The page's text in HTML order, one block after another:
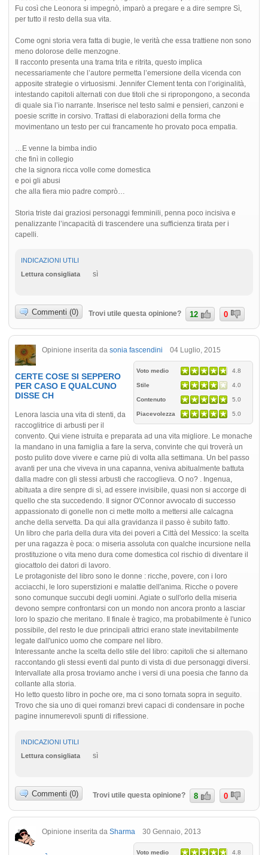
Fu così che Leonora si impegnò, imparò a pregare e a dire sempre Sì,
per tutto il resto della sua vita.
Come ogni storia vera fatta di bugie, le verità che essa trattiene non sono
meno dolorose delle menzogne.
Il racconto presenta una trama trita e ritrita, questo implica
necessariamente che l’autore permetta l’emersione della vicenda con
apposite strategie o virtuosismi. Jennifer Clement tenta con l’originalità,
intestando capitoli alternati con due titoli che si ripropongono, a seconda
di quale sia l’io narrante. Inserisce nel testo salmi e pensieri, canzoni e
poesie scritte in corsivo. Trattasi di elaborazioni della forma che
movimentano un testo per cui francamente ho provato poca empatia.
…E venne la bimba indio
che finì in collegio
che la signora ricca volle come domestica
e poi gli abusi
che alla fiera mio padre comprò…
Storia triste dai graziosi personaggi femminili, penna poco incisiva e
penalizzante l’incapacità di trascendere una sufficienza tirata per i
capelli.
INDICAZIONI UTILI
Lettura consigliata
sì
Commenti (0) Trovi utile questa opinione? 12 0
Opinione inserita da sonia fascendini 04 Luglio, 2015
Voto medio 4.8
Stile 4.0
Contenuto 5.0
Piacevolezza 5.0
CERTE COSE SI SEPPERO
PER CASO E QUALCUNO
DISSE CH
Lenora lascia una vita di stenti, da
raccoglitrice di arbusti per il
convento. Qui viene istruita e preparata ad una vita migliore. Le monache
la mandano in una famiglia a fare la serva, convinte che qui troverà un
posto pulito dove vivere e carne più di volta alla settimana. Un bel passo
avanti per una che viveva in una capanna, veniva abitualmente battuta
dalla madre con gli stessi arbusti che raccoglieva. O no? . Ingenua,
abituata a dire senpre di sì, ad essere invisibile, quasi non si accorge di
quello che sta succedendo. Il signor O'Connor avvocato di successo
appassionato di gonelle non ci mette molto a mettersi alle calcagna
anche della servetta. Da qui alla gravidanza il passo è subito fatto.
Un libro che parla della dura vita dei poveri a Città del Messico: la scelta
per una ragazza è poca: o miseria assoluta con qualche incursione nella
prostituzione o vita meno dura come domestica col rischio di diventare il
giocattolo dei datori di lavoro.
Le protagoniste del libro sono le donne : ricche, povere, con i loro
acciacchi, le loro superstizioni e malattie dell'anima. Ricche o povere
sono comunque succubi degli uomini. Agiate o sull'orlo della miseria
devono sempre confrontarsi con un mondo non ancora pronto a lasciar
loro lo spazio che meritano. Il finale è tragico, ma probabilmente è l'unico
possibile, del resto le due principali attrici erano state inevitabilmente
legate dall'unico uomo che compare nel libro.
Interessante anche la scelta dello stile del libro: capitoli che si alternano
raccontando gli stessi eventi dal punto di vista di due personaggi diversi.
Intervallate alla prosa troviamo anche i versi di una poesia che fanno da
collante alla storia.
Ho letto questo libro in poche ore, ma ci sono tornata sopra in seguito.
Trovo che sia uno di quei romanzi brevi capaci di condensare in poche
pagine innumerevoli spunti di riflessione.
INDICAZIONI UTILI
Lettura consigliata
sì
Commenti (0) Trovi utile questa opinione? 8 0
Opinione inserita da Sharma 30 Gennaio, 2013
Voto medio 4.8